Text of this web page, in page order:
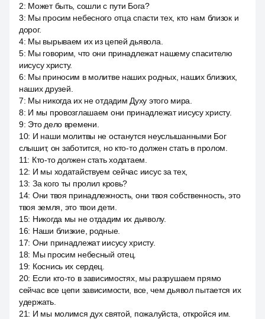
2: Может быть, сошли с пути Бога?
3: Мы просим небесного отца спасти тех, кто нам близок и
дорог.
4: Мы вырываем их из цепей дьявола.
5: Мы говорим, что они принадлежат нашему спасителю
иисусу христу.
6: Мы приносим в молитве наших родных, наших близких,
наших друзей.
7: Мы никогда их не отдадим Духу этого мира.
8: И мы провозглашаем они принадлежат иисусу христу.
9: Это дело времени.
10: И наши молитвы не останутся неуслышанными Бог
слышит, он заботится, но кто-то должен стать в пролом.
11: Кто-то должен стать ходатаем.
12: И мы ходатайствуем сейчас иисус за тех,
13: За кого ты пролил кровь?
14: Они твоя принадлежность, они твоя собственность, это
твоя земля, это твои дети.
15: Никогда мы не отдадим их дьяволу.
16: Наши близкие, родные.
17: Они принадлежат иисусу христу.
18: Мы просим небесный отец.
19: Коснись их сердец.
20: Если кто-то в зависимостях, мы разрушаем прямо
сейчас все цепи зависимости, все, чем дьявол пытается их
удержать.
21: И мы молимся дух святой, пожалуйста, откройся им.